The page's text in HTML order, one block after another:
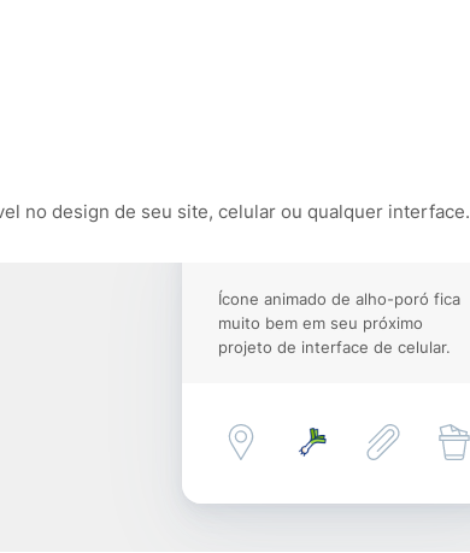
no design de seu site, celular ou qualquer interface.
Ícone animado de alho-poró fica
muito bem em seu próximo
projeto de interface de celular.